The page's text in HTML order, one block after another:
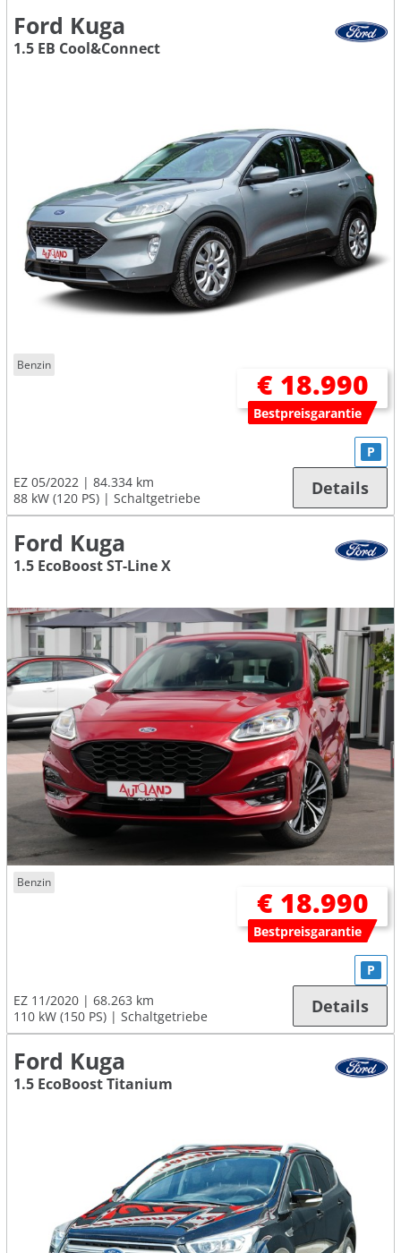
Ford Kuga
1.5 EB Cool&Connect
Benzin
€ 18.990
Bestpreisgarantie
EZ 05/2022
84.334 km
88 kW (120 PS)
Schaltgetriebe
P
Details
Ford Kuga
1.5 EcoBoost ST-Line X
Benzin
€ 18.990
Bestpreisgarantie
EZ 11/2020
68.263 km
110 kW (150 PS)
Schaltgetriebe
P
Details
Ford Kuga
1.5 EcoBoost Titanium